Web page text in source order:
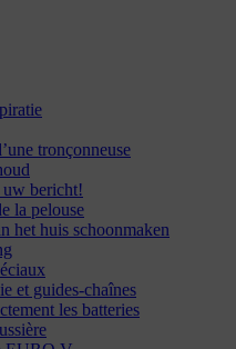
tronçonneuse
bericht!
la pelouse
het huis schoonmaken
et guides-chaînes
les batteries